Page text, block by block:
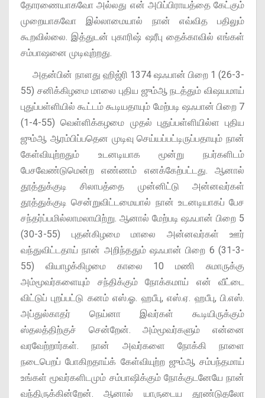
தோரணையாகவோ அல்லது என் அபிப்பிராயத்தை கேட்கும்
முறையாகவோ இல்லாமையால் நான் எவ்வித பதிலும்
கூறவில்லை. இத்துடன் புகாரிஷ் ஷரீபு தைக்காவில் எங்கள்
சம்பாஷனை முடிவுற்றது.
அதன்பின் நாளது ஹிஜ்ரி 1374 ஷஃபான் பிறை 1 (26-3-
55) சனிக்கிழமை மாலை புதிய ஜும்ஆ நடத்தும் விஷயமாய்
புதுப்பள்ளியில் கூட்டம் கூடியதாயும் மேற்படி ஷஃபான் பிறை 7
(1-4-55) வெள்ளிக்கழமை முதல் புதுப்பள்ளியில்ள புதிய
ஜும்ஆ ஆரம்பிப்பதென முடிவு செய்யப்பட்டிருப்பதாயும் நான்
கேள்வியுற்றதும் உடனடியாக மூன்று நபர்களிடம்
பேசவேண்டுமென்ற எண்ணம் எனக்கேற்பட்டது. ஆனால்
தூத்துக்குடி சிலாபத்தை முன்னிட்டு அன்னவர்கள்
தூத்துக்குடி சென்றுவிட்டமையால் நான் உடனடியாகப் பேச
சந்தர்ப்பமில்லாமலாயிற்று. ஆனால் மேற்படி ஷஃபான் பிறை 5
(30-3-55) புதன்கிழமை மாலை அன்னவர்கள் ஊர்
வந்துவிட்டதாய் நான் அறிந்ததும் ஷஃபான் பிறை 6 (31-3-
55) வியாழக்கிழமை காலை 10 மணி சுமாருக்கு
அம்மூவர்களையும் சந்திக்கும் நோக்கமாய் என் வீட்டை
விட்டுப் புறப்பட்டு கனம் எஸ்.ஓ. ஹபீபு, எஸ்.ஏ. ஹபீபு, பி.எஸ்.
அப்துல்காதர் நெய்னா இவர்கள் கூடியிருக்கும்
ஸ்தலத்திற்குச் சென்றேன். அம்மூவர்களும் என்னை
வரவேற்றார்கள். நான் அவர்களை நோக்கி நாளை
நடைபெறப் போகிறதாய்க் கேள்வியுற்ற ஜும்ஆ சம்பந்தமாய்
உங்கள் மூவர்களிடமும் சம்பாஷிக்கும் நோக்குடனேயே நான்
வந்திருக்கின்றேன். ஆனால் யாருடைய தூண்டுதலோ